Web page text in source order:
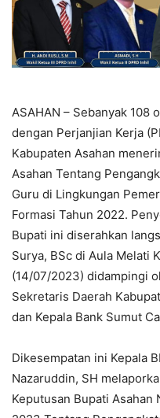
ASAHAN – Sebanyak 108
dengan Perjanjian Kerja
Kabupaten Asahan
Asahan Tentang
Guru di Lingkungan
Formasi Tahun 2022.
Bupati ini diserahkan
Surya, BSc di Aula Melati
(14/07/2023) didampingi
Sekretaris Daerah
dan Kepala Bank Sumut
Dikesempatan ini Kepala
Nazaruddin, SH
Keputusan Bupati